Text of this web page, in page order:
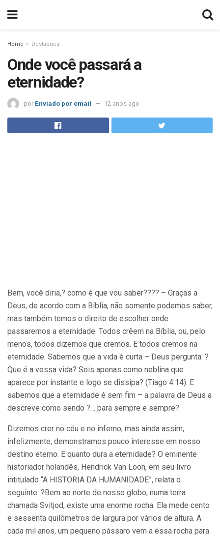
Home Destaques
Onde você passará a
eternidade?
por Enviado por email 12 anos ago
Bem, você diria,? como é que vou saber???? – Graças a
Deus, de acordo com a Bíblia, não somente podemos saber,
mas também temos o direito de escolher onde
passaremos a eternidade. Todos crêem na Bíblia, ou, pelo
menos, todos dizemos que cremos. E todos cremos na
eternidade. Sabemos que a vida é curta – Deus pergunta: ?
Que é a vossa vida? Sois apenas como neblina que
aparece por instante e logo se dissipa? (Tiago 4:14). E
sabemos que a eternidade é sem fim – a palavra de Deus a
descreve como sendo ?… para sempre e sempre?.
Dizemos crer no céu e no inferno, mas ainda assim,
infelizmente, demonstramos pouco interesse em nosso
destino eterno. E quanto dura a eternidade? O eminente
historiador holandês, Hendrick Van Loon, em seu livro
intitulado “A HISTORIA DA HUMANIDADE”, relata o
seguinte: ?Bem ao norte de nosso globo, numa terra
chamada Svitjod, existe uma enorme rocha. Ela mede cento
e sessenta quilômetros de largura por vários de altura. A
cada mil anos, um pequeno pássaro vem a essa rocha para